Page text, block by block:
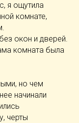
я ощутила
комнате,
окон и дверей.
комната была
но чем
начинали
черты